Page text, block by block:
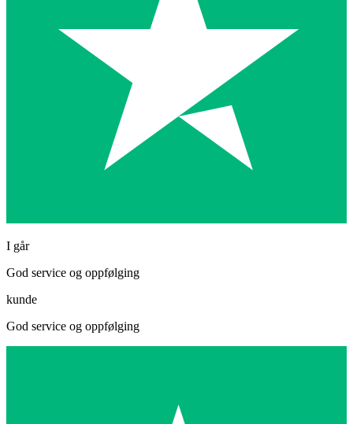
I går
God service og oppfølging
kunde
God service og oppfølging